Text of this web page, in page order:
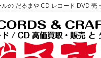
の だるまや CD レコード DVD